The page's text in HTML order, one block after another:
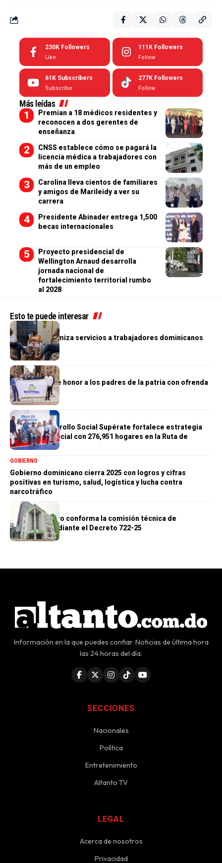
230K Followers
Like
111K Followers
Follow
61K Subscribers
Subscribe
277K Followers
Follow
Más leídas
Premian a 18 médicos residentes y
reconocen a dos gerentes de
enseñanza
CNSS establece cómo se pagará la
licencia médica a trabajadores con
más de un empleo
Carolina lleva cientos de familiares
y amigos de Marileidy a ver su
carrera
Presidente Abinader entrega 1,500
becas internacionales
Proyecto presidencial de
Wellington Arnaud desarrolla
jornada nacional de
fortalecimiento territorial rumbo
al 2028
Esto te puede interesar
NACIONALES
IDOPPRIL optimiza servicios a trabajadores dominicanos
NACIONALES
IDOPPRIL rinde honor a los padres de la patria con ofrenda
floral
GOBIERNO
En 2025, Desarrollo Social Supérate fortalece estrategia
de inclusión social con 276,951 hogares en la Ruta de
Superación
GOBIERNO
Gobierno dominicano cierra 2025 con logros y cifras
positivas en turismo, salud, logística y lucha contra
narcotráfico
GOBIERNO
Poder Ejecutivo conforma la comisión técnica de
CoSeNaSa mediante el Decreto 722-25
Información en la que puedes confiar. Noticias de última hora
las 24 horas del día.
SECCIONES
Nacionales
Política
Entretenimiento
Altanto TV
LEGAL
Acerca de nosotros
Privacidad